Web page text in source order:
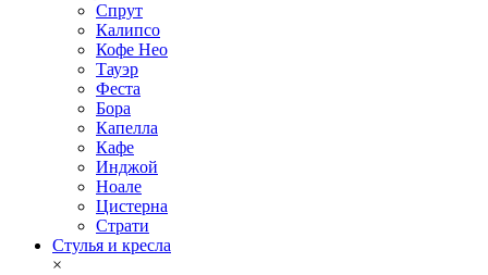
Спрут
Калипсо
Кофе Нео
Тауэр
Феста
Бора
Капелла
Кафе
Инджой
Ноале
Цистерна
Страти
Стулья и кресла
×